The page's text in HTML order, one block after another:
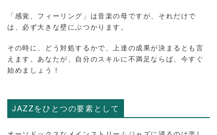
「感覚、フィーリング」は音楽の母ですが、それだけで
は、必ず大きな壁にぶつかります。
その時に、どう対処するかで、上達の成果が決まるとも言
えます。あなたが、自分のスキルに不満足ならば、今すぐ
始めましょう！
JAZZをひとつの要素として